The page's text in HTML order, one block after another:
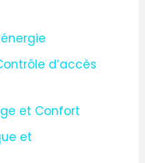
d’accès
et Confort
et